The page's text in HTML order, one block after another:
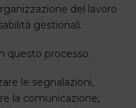
del lavoro
gestionali.
questo processo.
le segnalazioni,
la comunicazione,